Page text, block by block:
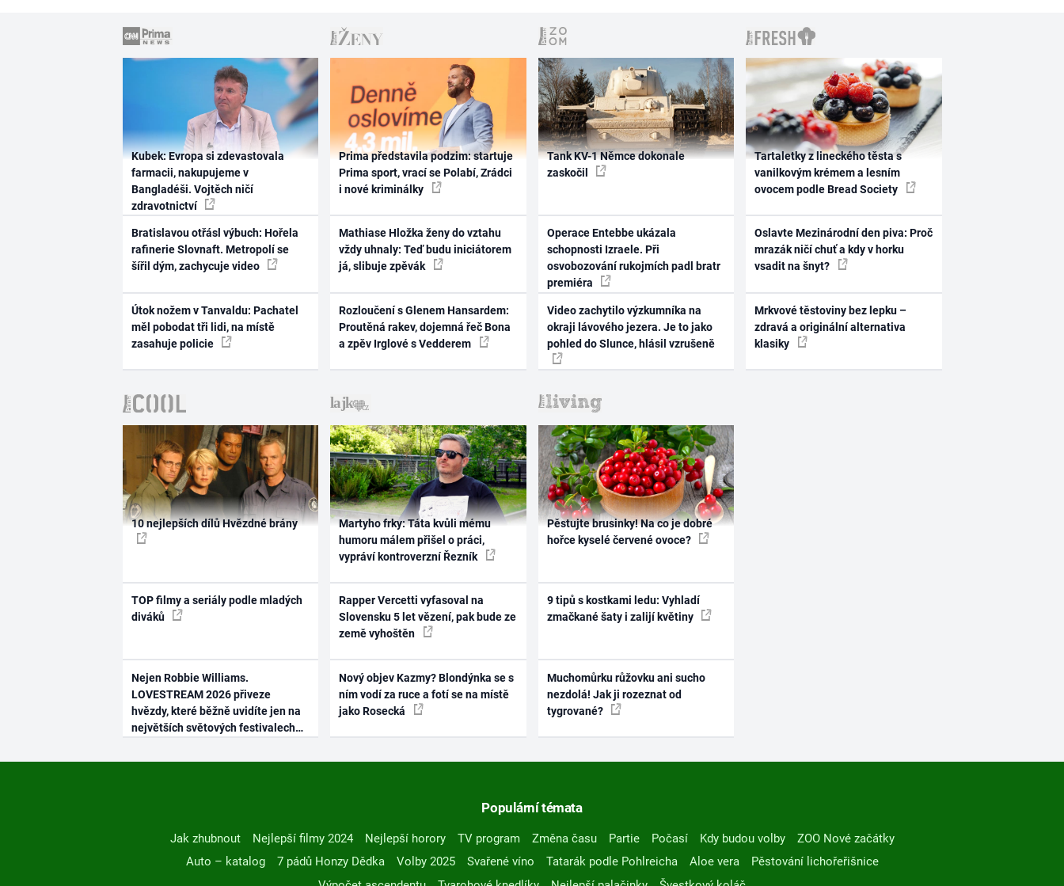
Kubek: Evropa si zdevastovala
farmacii, nakupujeme v
Bangladéši. Vojtěch ničí
zdravotnictví
Bratislavou otřásl výbuch: Hořela
rafinerie Slovnaft. Metropolí se
šířil dým, zachycuje video
Útok nožem v Tanvaldu: Pachatel
měl pobodat tři lidi, na místě
zasahuje policie
Prima představila podzim: startuje
Prima sport, vrací se Polabí, Zrádci
i nové kriminálky
Mathiase Hložka ženy do vztahu
vždy uhnaly: Teď budu iniciátorem
já, slibuje zpěvák
Rozloučení s Glenem Hansardem:
Proutěná rakev, dojemná řeč Bona
a zpěv Irglové s Vedderem
Tank KV-1 Němce dokonale
zaskočil
Operace Entebbe ukázala
schopnosti Izraele. Při
osvobozování rukojmích padl bratr
premiéra
Video zachytilo výzkumníka na
okraji lávového jezera. Je to jako
pohled do Slunce, hlásil vzrušeně
Tartaletky z lineckého těsta s
vanilkovým krémem a lesním
ovocem podle Bread Society
Oslavte Mezinárodní den piva: Proč
mrazák ničí chuť a kdy v horku
vsadit na šnyt?
Mrkvové těstoviny bez lepku –
zdravá a originální alternativa
klasiky
10 nejlepších dílů Hvězdné brány
TOP filmy a seriály podle mladých
diváků
Nejen Robbie Williams.
LOVESTREAM 2026 přiveze
hvězdy, které běžně uvidíte jen na
největších světových festivalech
Martyho frky: Táta kvůli mému
humoru málem přišel o práci,
vypráví kontroverzní Řezník
Rapper Vercetti vyfasoval na
Slovensku 5 let vězení, pak bude ze
země vyhoštěn
Nový objev Kazmy? Blondýnka se s
ním vodí za ruce a fotí se na místě
jako Rosecká
Pěstujte brusinky! Na co je dobré
hořce kyselé červené ovoce?
9 tipů s kostkami ledu: Vyhladí
zmačkané šaty i zalijí květiny
Muchomůrku růžovku ani sucho
nezdolá! Jak ji rozeznat od
tygrované?
Populární témata
Jak zhubnout Nejlepší filmy 2024 Nejlepší horory TV program Změna času Partie Počasí Kdy budou volby
ZOO Nové začátky
Auto – katalog
7 pádů Honzy Dědka Volby 2025 Svařené víno Tatarák podle Pohlreicha Aloe vera
Pěstování lichořeřišnice